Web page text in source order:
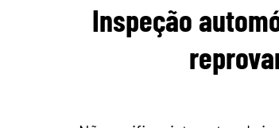
Inspeção